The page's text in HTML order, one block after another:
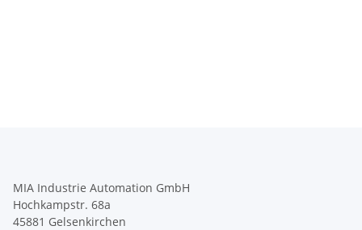
MIA Industrie Automation GmbH
Hochkampstr. 68a
45881 Gelsenkirchen